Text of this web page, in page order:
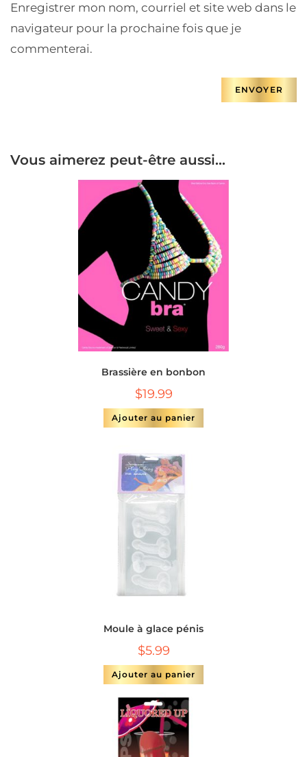
Enregistrer mon nom, courriel et site web dans le
navigateur pour la prochaine fois que je
commenterai.
Vous aimerez peut-être aussi…
Brassière en bonbon
$19.99
Ajouter au panier
Moule à glace pénis
$5.99
Ajouter au panier